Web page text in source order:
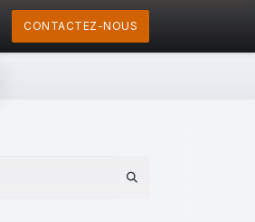
CONTACTEZ-NOUS